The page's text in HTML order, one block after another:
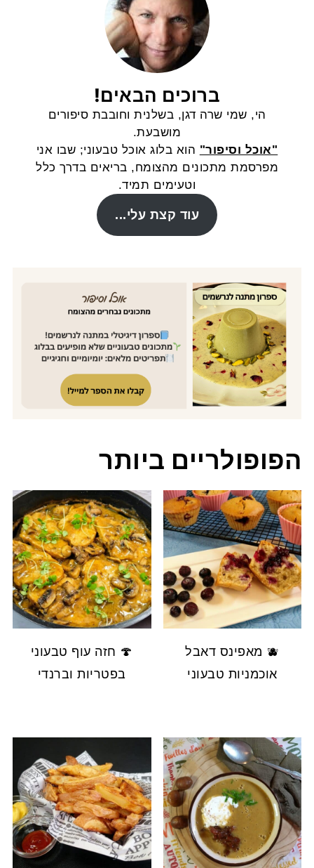
ברוכים הבאים!
הי, שמי שרה דגן, בשלנית וחובבת סיפורים
מושבעת.
"אוכל וסיפור" הוא בלוג אוכל טבעוני; שבו אני
מפרסמת מתכונים מהצומח, בריאים בדרך כלל
וטעימים תמיד.
עוד קצת עלי...
הפופולריים ביותר
🫐 מאפינס דאבל
אוכמניות טבעוני
🍄 חזה עוף טבעוני
בפטריות וברנדי